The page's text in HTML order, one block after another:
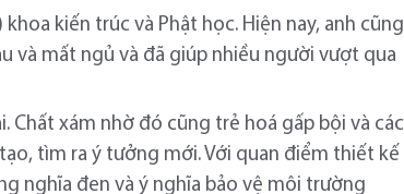
khoa kiến trúc và Phật học. Hiện nay, anh cũng
và mất ngủ và đã giúp nhiều người vượt qua
Chất xám nhờ đó cũng trẻ hoá gấp bội và các
tìm ra ý tưởng mới. Với quan điểm thiết kế
nghĩa đen và ý nghĩa bảo vệ môi trường